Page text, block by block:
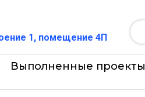
1, помещение 4П
Выполненные проекты